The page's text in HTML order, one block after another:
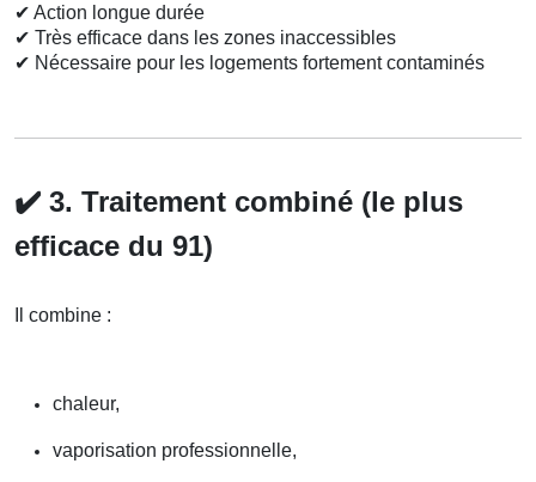
✔ Action longue durée
✔ Très efficace dans les zones inaccessibles
✔ Nécessaire pour les logements fortement contaminés
✔️ 3. Traitement combiné (le plus
efficace du 91)
Il combine :
chaleur,
vaporisation professionnelle,